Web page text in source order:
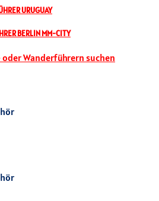
URUGUAY
BERLIN MM-CITY
Wanderführern suchen